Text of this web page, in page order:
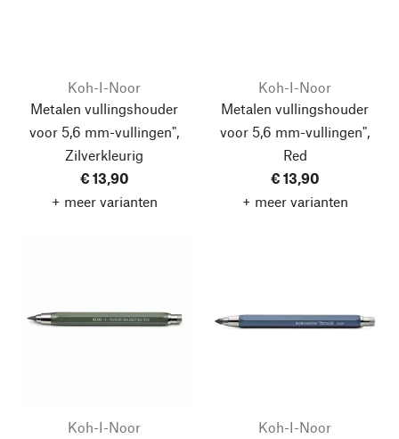
Koh-I-Noor
Metalen vullingshouder
voor 5,6 mm-vullingen",
Zilverkleurig
€ 13,90
+ meer varianten
Koh-I-Noor
Metalen vullingshouder
voor 5,6 mm-vullingen",
Red
€ 13,90
+ meer varianten
Koh-I-Noor
Koh-I-Noor